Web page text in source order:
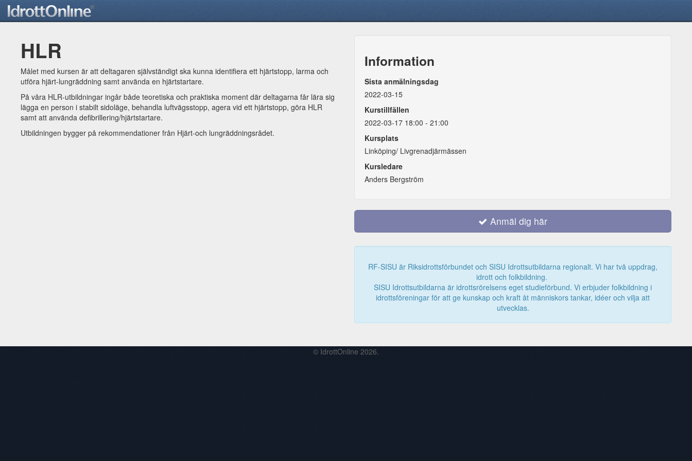
HLR
Målet med kursen är att deltagaren självständigt ska kunna identifiera ett hjärtstopp, larma och
utföra hjärt-lungräddning samt använda en hjärtstartare.
På våra HLR-utbildningar ingår både teoretiska och praktiska moment där deltagarna får lära sig
lägga en person i stabilt sidoläge, behandla luftvägsstopp, agera vid ett hjärtstopp, göra HLR
samt att använda defibrillering/hjärtstartare.
Utbildningen bygger på rekommendationer från Hjärt-och lungräddningsrådet.
Information
Sista anmälningsdag
2022-03-15
Kurstillfällen
2022-03-17 18:00 - 21:00
Kursplats
Linköping/ Livgrenadjärmässen
Kursledare
Anders Bergström
Anmäl dig här
RF-SISU är Riksidrottsförbundet och SISU Idrottsutbildarna regionalt. Vi har två uppdrag,
idrott och folkbildning.
SISU Idrottsutbildarna är idrottsrörelsens eget studieförbund. Vi erbjuder folkbildning i
idrottsföreningar för att ge kunskap och kraft åt människors tankar, idéer och vilja att
utvecklas.
© IdrottOnline 2026.